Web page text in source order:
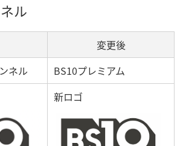
ル
変更後
ネル
BS10プレミアム
新ロゴ